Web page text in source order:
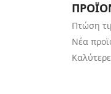
Πτώση
Νέα